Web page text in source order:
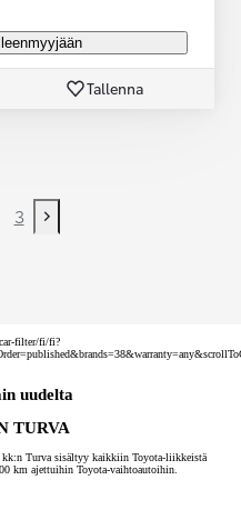
Tallenna
page
3
Next page
filter/fi/fi?
uudelta
TURVA
kk:n Turva sisältyy kaikkiin Toyota-liikkeistä
km ajettuihin Toyota-vaihtoautoihin.